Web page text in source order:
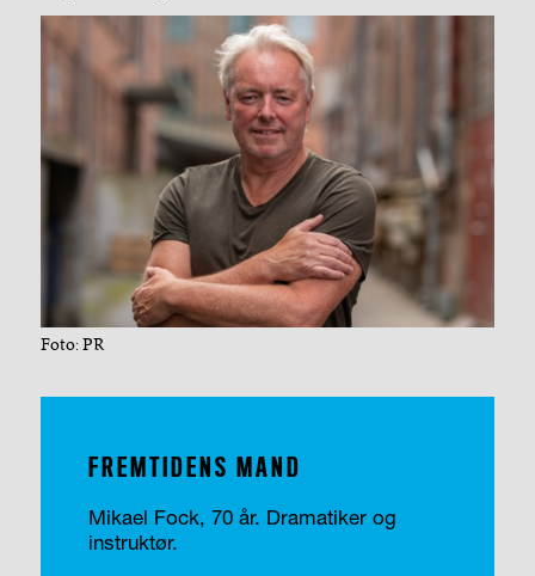
Foto: PR
FREMTIDENS MAND
Mikael Fock, 70 år. Dramatiker og
instruktør.